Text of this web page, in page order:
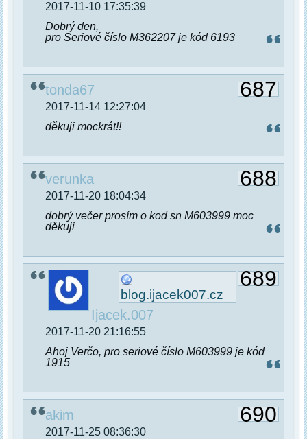
2017-11-10 17:35:39
Dobrý den,
pro Seriové číslo M362207 je kód 6193
687
tonda67
2017-11-14 12:27:04
děkuji mockrát!!
688
verunka
2017-11-20 18:04:34
dobrý večer prosím o kod sn M603999 moc
děkuji
689
blog.ijacek007.cz
Ijacek.007
2017-11-20 21:16:55
Ahoj Verčo, pro seriové číslo M603999 je kód
1915
690
akim
2017-11-25 08:36:30